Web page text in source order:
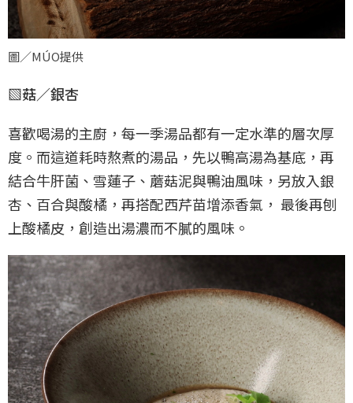
圖／MÚO提供
▧菇／銀杏
喜歡喝湯的主廚，每一季湯品都有一定水準的層次厚
度。而這道耗時熬煮的湯品，先以鴨高湯為基底，再
結合牛肝菌、雪蓮子、蘑菇泥與鴨油風味，另放入銀
杏、百合與酸橘，再搭配西芹苗增添香氣， 最後再刨
上酸橘皮，創造出湯濃而不膩的風味。